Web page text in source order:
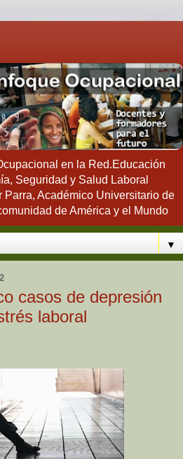
en la Red.Educación
Seguridad y Salud Laboral
Parra, Académico Universitario de
de América y el Mundo
▼
casos de depresión
laboral